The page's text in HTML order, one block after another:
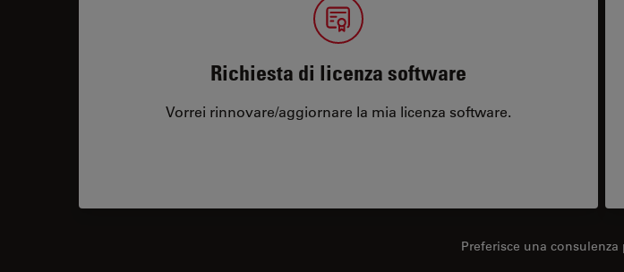
Richiesta di licenza software
Vorrei rinnovare/aggiornare la mia licenza software.
Preferisce una consulenza